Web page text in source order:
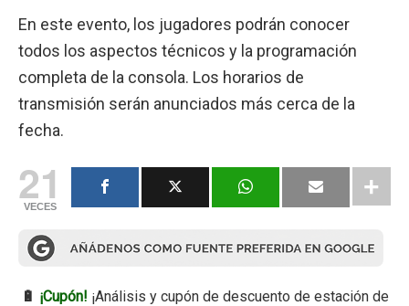
En este evento, los jugadores podrán conocer
todos los aspectos técnicos y la programación
completa de la consola. Los horarios de
transmisión serán anunciados más cerca de la
fecha.
21
VECES
🔋 ¡Cupón! ¡Análisis y cupón de descuento de estación de